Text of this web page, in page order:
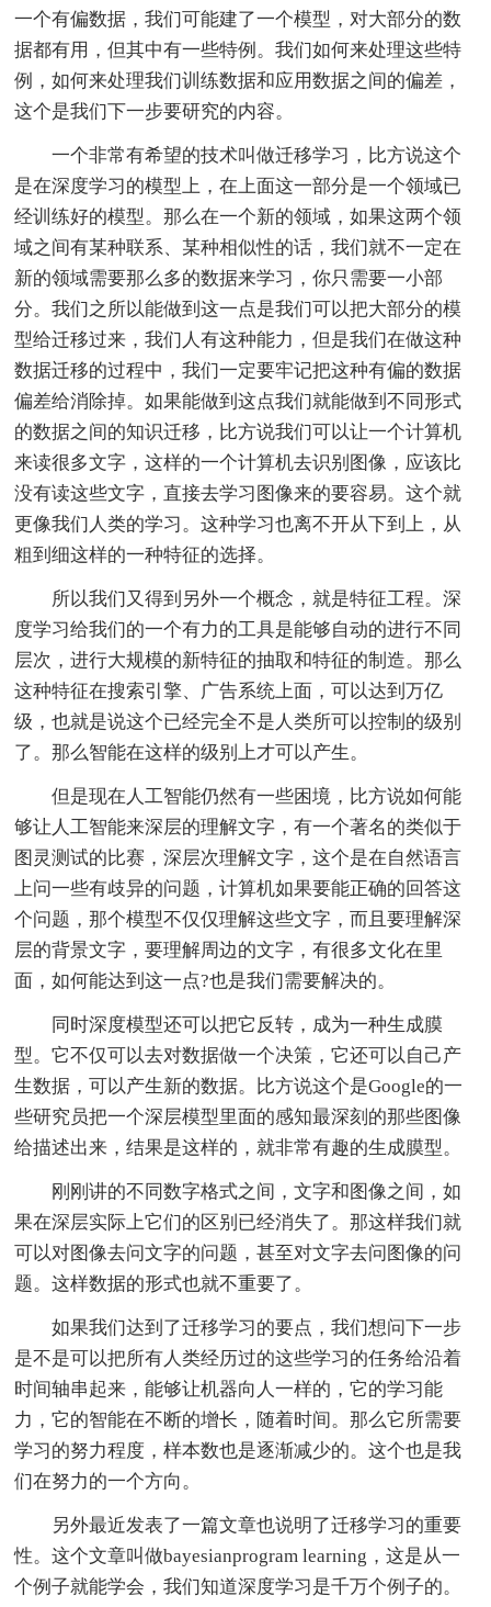
一个有偏数据，我们可能建了一个模型，对大部分的数
据都有用，但其中有一些特例。我们如何来处理这些特
例，如何来处理我们训练数据和应用数据之间的偏差，
这个是我们下一步要研究的内容。
一个非常有希望的技术叫做迁移学习，比方说这个
是在深度学习的模型上，在上面这一部分是一个领域已
经训练好的模型。那么在一个新的领域，如果这两个领
域之间有某种联系、某种相似性的话，我们就不一定在
新的领域需要那么多的数据来学习，你只需要一小部
分。我们之所以能做到这一点是我们可以把大部分的模
型给迁移过来，我们人有这种能力，但是我们在做这种
数据迁移的过程中，我们一定要牢记把这种有偏的数据
偏差给消除掉。如果能做到这点我们就能做到不同形式
的数据之间的知识迁移，比方说我们可以让一个计算机
来读很多文字，这样的一个计算机去识别图像，应该比
没有读这些文字，直接去学习图像来的要容易。这个就
更像我们人类的学习。这种学习也离不开从下到上，从
粗到细这样的一种特征的选择。
所以我们又得到另外一个概念，就是特征工程。深
度学习给我们的一个有力的工具是能够自动的进行不同
层次，进行大规模的新特征的抽取和特征的制造。那么
这种特征在搜索引擎、广告系统上面，可以达到万亿
级，也就是说这个已经完全不是人类所可以控制的级别
了。那么智能在这样的级别上才可以产生。
但是现在人工智能仍然有一些困境，比方说如何能
够让人工智能来深层的理解文字，有一个著名的类似于
图灵测试的比赛，深层次理解文字，这个是在自然语言
上问一些有歧异的问题，计算机如果要能正确的回答这
个问题，那个模型不仅仅理解这些文字，而且要理解深
层的背景文字，要理解周边的文字，有很多文化在里
面，如何能达到这一点?也是我们需要解决的。
同时深度模型还可以把它反转，成为一种生成膜
型。它不仅可以去对数据做一个决策，它还可以自己产
生数据，可以产生新的数据。比方说这个是Google的一
些研究员把一个深层模型里面的感知最深刻的那些图像
给描述出来，结果是这样的，就非常有趣的生成膜型。
刚刚讲的不同数字格式之间，文字和图像之间，如
果在深层实际上它们的区别已经消失了。那这样我们就
可以对图像去问文字的问题，甚至对文字去问图像的问
题。这样数据的形式也就不重要了。
如果我们达到了迁移学习的要点，我们想问下一步
是不是可以把所有人类经历过的这些学习的任务给沿着
时间轴串起来，能够让机器向人一样的，它的学习能
力，它的智能在不断的增长，随着时间。那么它所需要
学习的努力程度，样本数也是逐渐减少的。这个也是我
们在努力的一个方向。
另外最近发表了一篇文章也说明了迁移学习的重要
性。这个文章叫做bayesianprogram learning，这是从一
个例子就能学会，我们知道深度学习是千万个例子的。